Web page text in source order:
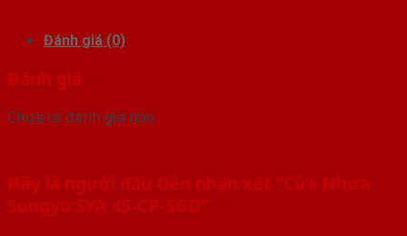
Đánh giá (0)
Đánh giá
Chưa có đánh giá nào.
Hãy là người đầu tiên nhận xét “Cửa Nhựa
Sungyu SYA 45-CP-SGD”